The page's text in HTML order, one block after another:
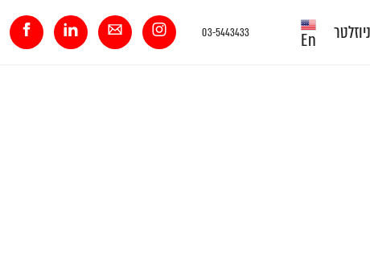
ניוזלטר En
03-5443433